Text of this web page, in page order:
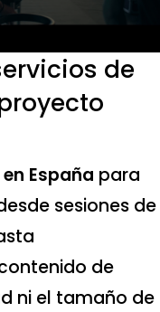
de
España para
sesiones de
de
ni el tamaño de